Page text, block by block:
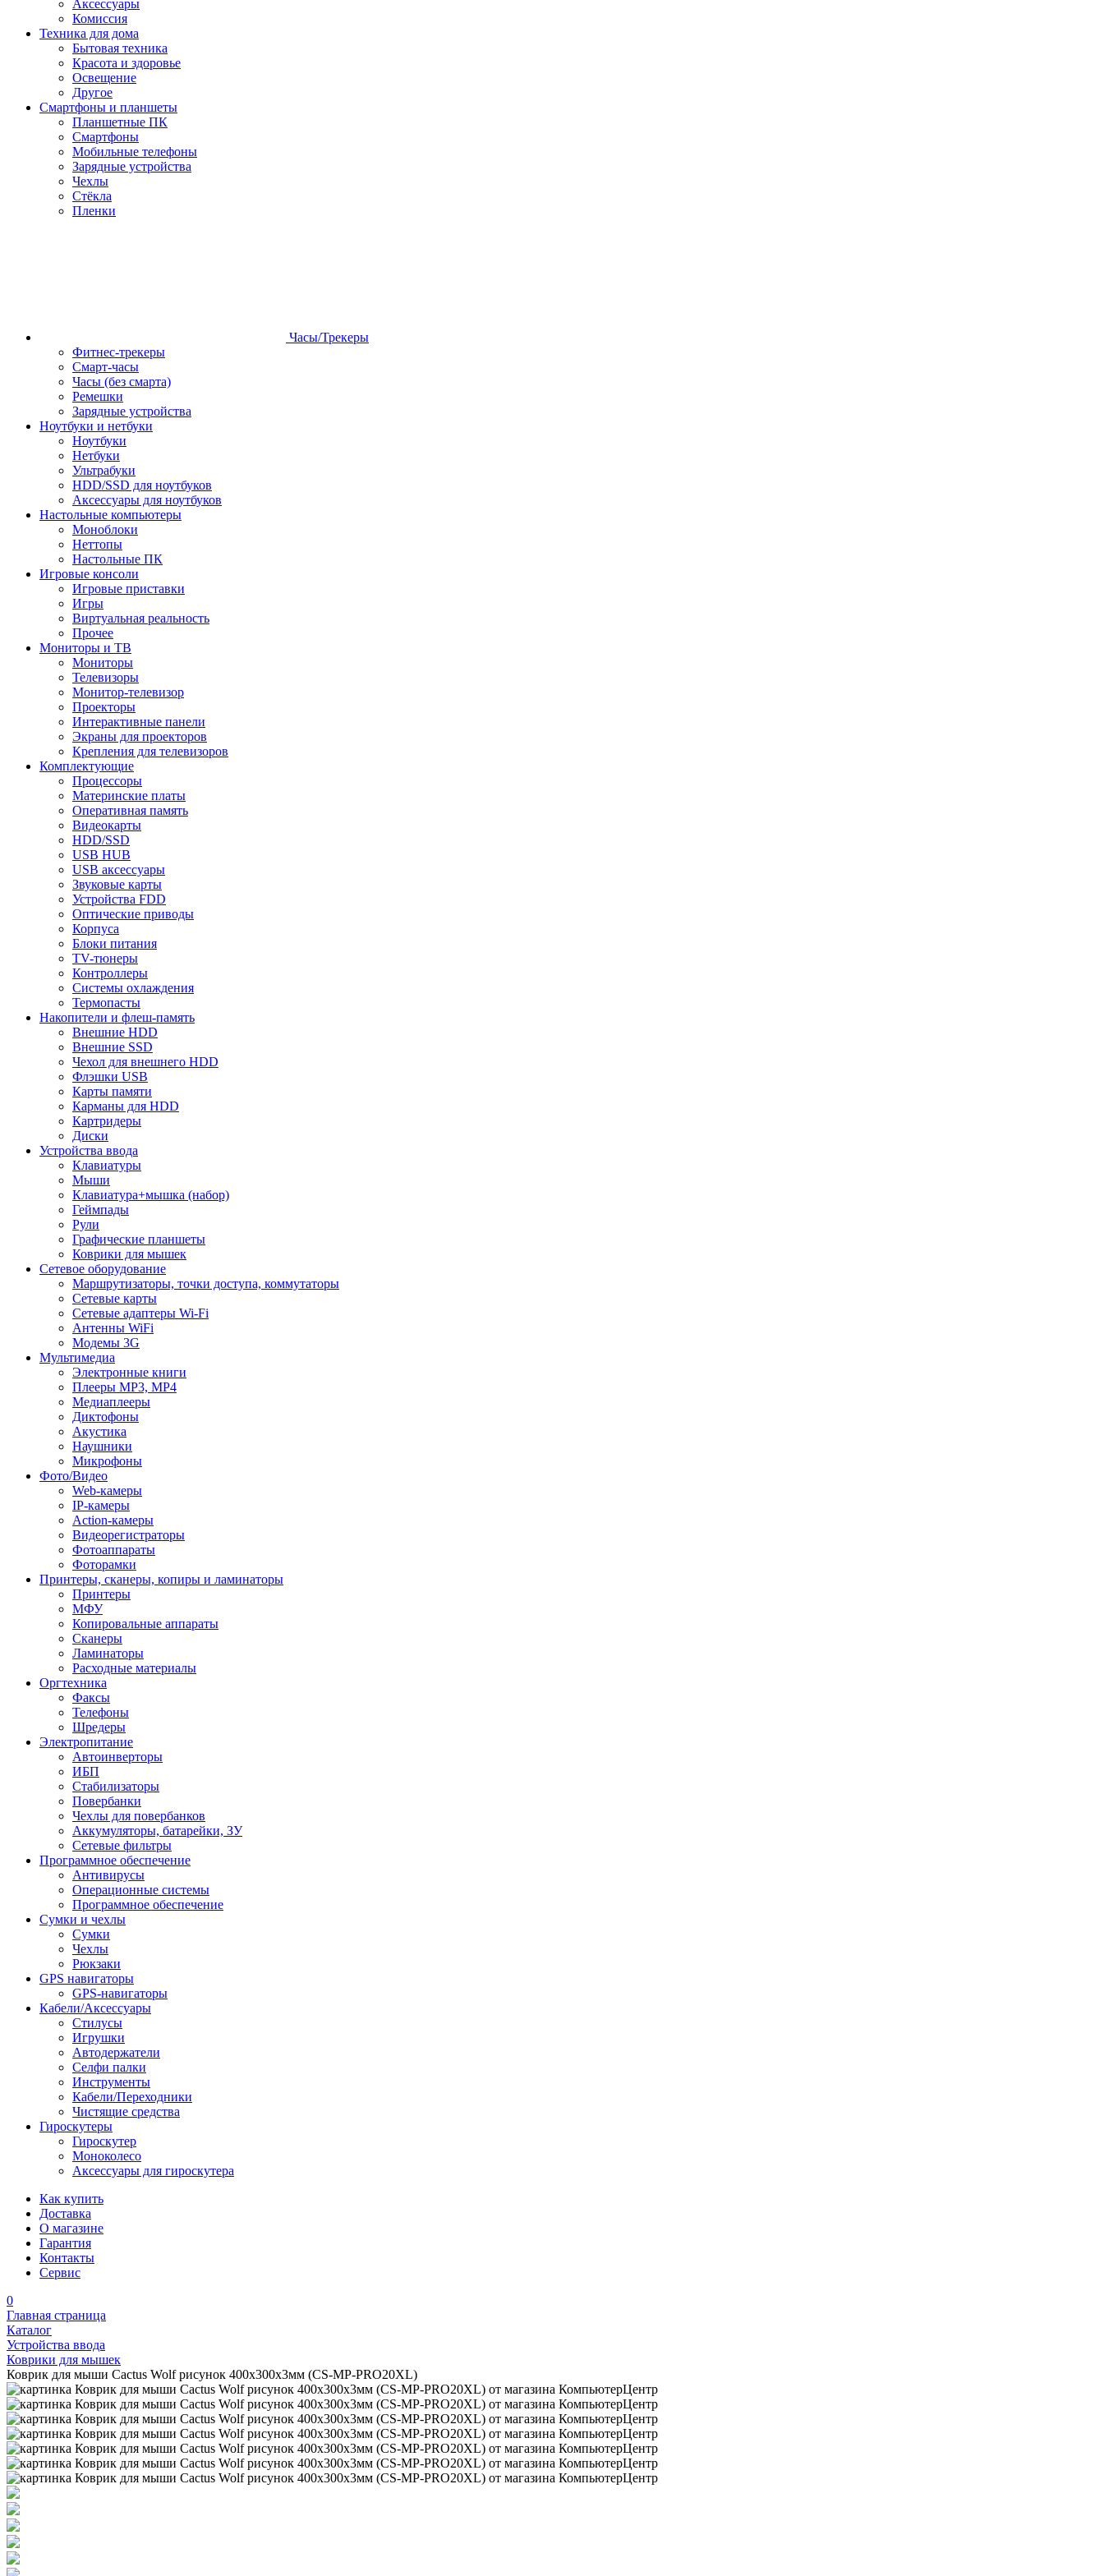
Аксессуары
Комиссия
Техника для дома
Бытовая техника
Красота и здоровье
Освещение
Другое
Смартфоны и планшеты
Планшетные ПК
Смартфоны
Мобильные телефоны
Зарядные устройства
Чехлы
Стёкла
Пленки
Часы/Трекеры
Фитнес-трекеры
Смарт-часы
Часы (без смарта)
Ремешки
Зарядные устройства
Ноутбуки и нетбуки
Ноутбуки
Нетбуки
Ультрабуки
HDD/SSD для ноутбуков
Аксессуары для ноутбуков
Настольные компьютеры
Моноблоки
Неттопы
Настольные ПК
Игровые консоли
Игровые приставки
Игры
Виртуальная реальность
Прочее
Мониторы и ТВ
Мониторы
Телевизоры
Монитор-телевизор
Проекторы
Интерактивные панели
Экраны для проекторов
Крепления для телевизоров
Комплектующие
Процессоры
Материнские платы
Оперативная память
Видеокарты
HDD/SSD
USB HUB
USB аксессуары
Звуковые карты
Устройства FDD
Оптические приводы
Корпуса
Блоки питания
TV-тюнеры
Контроллеры
Системы охлаждения
Термопасты
Накопители и флеш-память
Внешние HDD
Внешние SSD
Чехол для внешнего HDD
Флэшки USB
Карты памяти
Карманы для HDD
Картридеры
Диски
Устройства ввода
Клавиатуры
Мыши
Клавиатура+мышка (набор)
Геймпады
Рули
Графические планшеты
Коврики для мышек
Сетевое оборудование
Маршрутизаторы, точки доступа, коммутаторы
Сетевые карты
Сетевые адаптеры Wi-Fi
Антенны WiFi
Модемы 3G
Мультимедиа
Электронные книги
Плееры MP3, MP4
Медиаплееры
Диктофоны
Акустика
Наушники
Микрофоны
Фото/Видео
Web-камеры
IP-камеры
Action-камеры
Видеорегистраторы
Фотоаппараты
Фоторамки
Принтеры, сканеры, копиры и ламинаторы
Принтеры
МФУ
Копировальные аппараты
Сканеры
Ламинаторы
Расходные материалы
Оргтехника
Факсы
Телефоны
Шредеры
Электропитание
Автоинверторы
ИБП
Стабилизаторы
Повербанки
Чехлы для повербанков
Аккумуляторы, батарейки, ЗУ
Сетевые фильтры
Программное обеспечение
Антивирусы
Операционные системы
Программное обеспечение
Сумки и чехлы
Сумки
Чехлы
Рюкзаки
GPS навигаторы
GPS-навигаторы
Кабели/Аксессуары
Стилусы
Игрушки
Автодержатели
Селфи палки
Инструменты
Кабели/Переходники
Чистящие средства
Гироскутеры
Гироскутер
Моноколесо
Аксессуары для гироскутера
Как купить
Доставка
О магазине
Гарантия
Контакты
Сервис
0
Главная страница
Каталог
Устройства ввода
Коврики для мышек
Коврик для мыши Cactus Wolf рисунок 400x300x3мм (CS-MP-PRO20XL)